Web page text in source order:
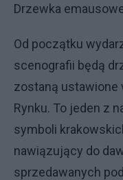
Drzewka
Od początku
scenografii będą
zostaną ustawione
Rynku. To jeden z
symboli
nawiązujący do
sprzedawanych